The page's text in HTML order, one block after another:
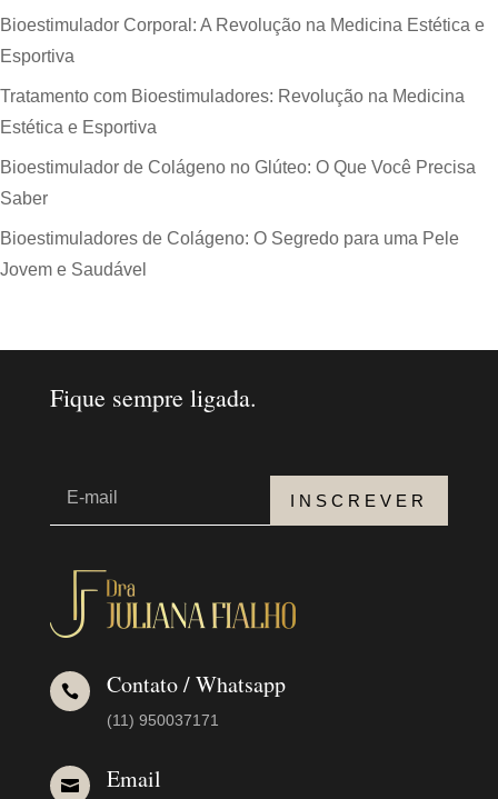
Bioestimulador Corporal: A Revolução na Medicina Estética e
Esportiva
Tratamento com Bioestimuladores: Revolução na Medicina
Estética e Esportiva
Bioestimulador de Colágeno no Glúteo: O Que Você Precisa
Saber
Bioestimuladores de Colágeno: O Segredo para uma Pele
Jovem e Saudável
Fique sempre ligada.
INSCREVER
 Contato / Whatsapp
(11) 950037171
 Email